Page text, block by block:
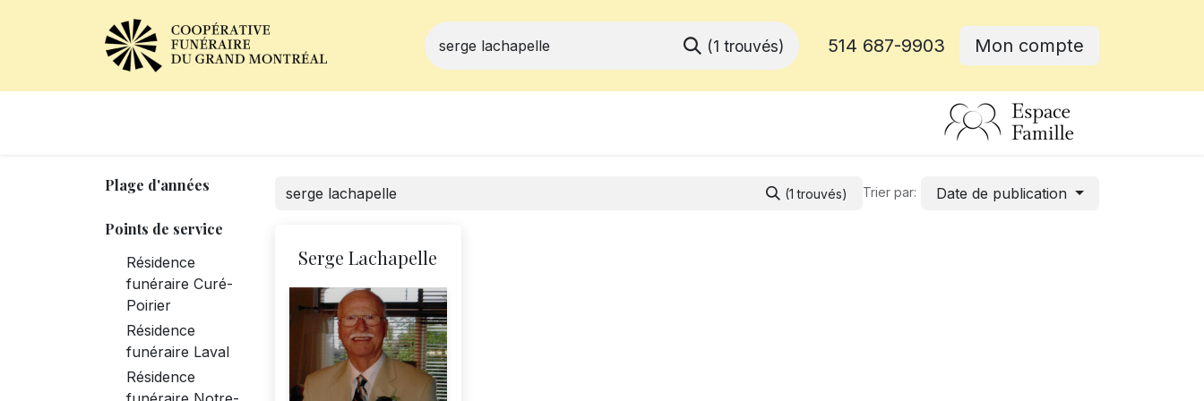
(1 trouvés) 514 687-9903 Mon compte
Plage d'années
Points de service
Résidence
funéraire Curé-
Poirier
Résidence
funéraire Laval
Résidence
(1 trouvés) Trier par: Date de publication
Serge Lachapelle